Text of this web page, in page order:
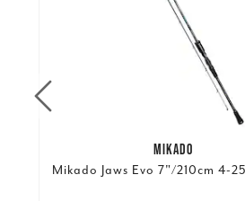
MIKADO
Mikado Jaws Evo 7"/210cm 4-